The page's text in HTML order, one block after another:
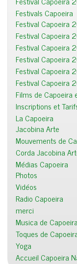
Festivals Capoeira
Festival Capoeira
Festival Capoeira
Festival Capoeira
Festival Capoeira
Festival Capoeira
Festival Capoeira
Films de Capoeira
Inscriptions et
La Capoeira
Jacobina Arte
Mouvements de
Corda Jacobina
Médias Capoeira
Photos
Vidéos
Radio Capoeira
merci
Musica de
Toques de
Yoga
Accueil Capoeira